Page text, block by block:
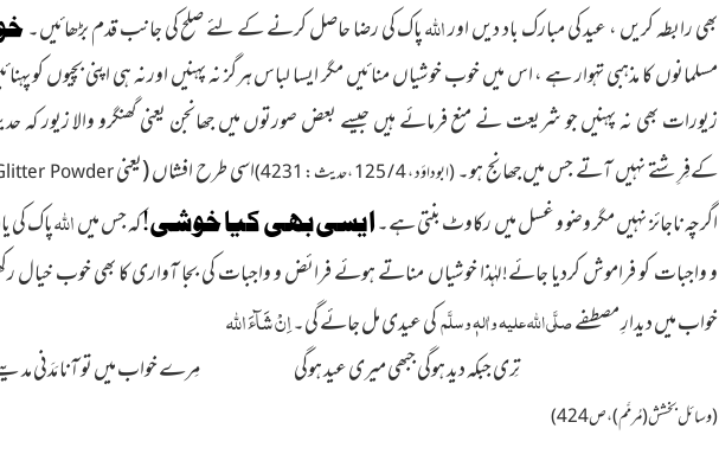
بھی رابطہ کریں ، عید کی مبارک باد دیں اوراللہپاک کی رضا حاصل کرنے کے لئے صلح کی جانب قدم بڑھائیں۔
مسلمانوں کا مذہبی تہوار ہے ، اس میں خوب خوشیاں منائیں مگر ایسا لباس ہرگز نہ پہنیں اورنہ ہی اپنی بچیوں کو
زیورات بھی نہ پہنیں جو شریعت نے منع فرمائے ہیں جیسے بعض صورتوں میں جھانجن یعنی گھنگرو والا زیورکہ
کےفِرِشتے نہیں آتے جس میں جھانج ہو۔(ابوداؤد ، 4 / 125 ، حديث : 4231) اسی طرحافشاں(یعنیPowder
اگرچہ ناجائز نہیں مگر وضو و غسل میں رکاوٹ بنتی ہے۔ایسی بھی کیا خوشی!کہ جس میںاللہپاک کی
و واجبات کو فراموش کردیا جائے!لہٰذا خوشیاں مناتے ہوئے فرائض و واجبات کی بجا آواری کا بھی خوب خیال
خواب میں دیدارِ مصطفےصلَّی اللہ علیہ واٰلہٖ وسلَّمکی عیدی مل جائے گی۔اِنْ شَآءَاللہ
تِری جبکہ دید ہوگی جبھی میری عید ہوگی مِرے خواب میں تو آنا مَدَنی
(وسائل بخشش(مُرمَّم) ، ص424)